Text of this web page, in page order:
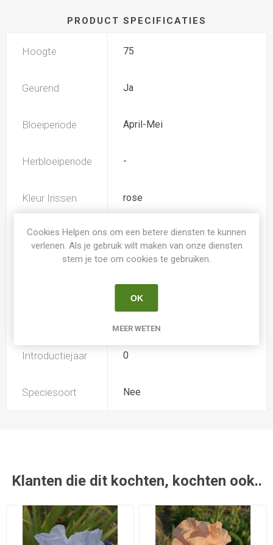
PRODUCT SPECIFICATIES
Hoogte 75
Geurend Ja
Bloeiperiode April-Mei
Herbloeiperiode -
Kleur Irissen rose
Iris type
TB (tall bearded) Hoge
baardiris
Iris Germanica
Introductiejaar 0
Speciesoort Nee
Klanten die dit kochten, kochten ook..
Cookies Helpen ons om een betere diensten te kunnen
verlenen. Als je gebruik wilt maken van onze diensten
stem je toe om cookies te gebruiken.
OK
MEER WETEN